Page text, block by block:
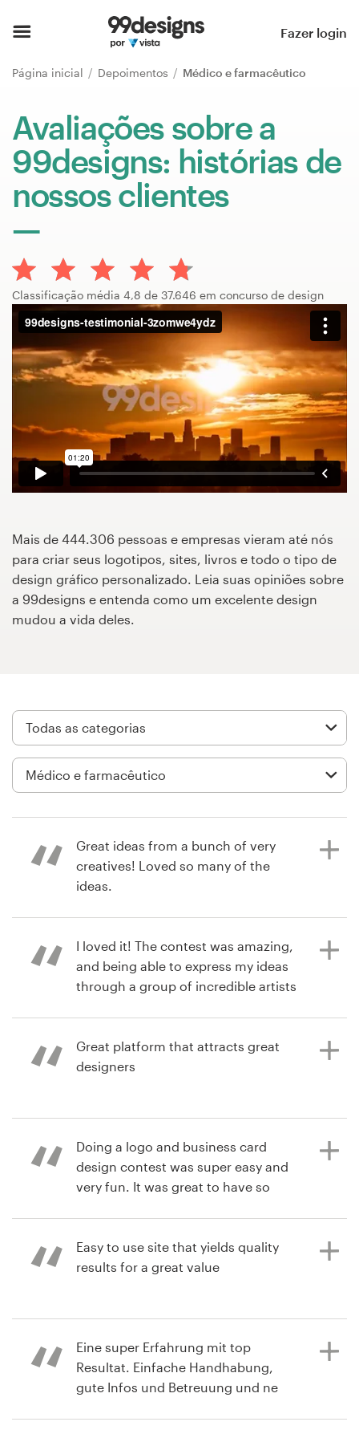
Fazer login
Página inicial Depoimentos Médico e farmacêutico
Avaliações sobre a
99designs: histórias de
nossos clientes
Classificação média 4,8 de 37.646 em concurso de design
Mais de 444.306 pessoas e empresas vieram até nós
para criar seus logotipos, sites, livros e todo o tipo de
design gráfico personalizado. Leia suas opiniões sobre
a 99designs e entenda como um excelente design
mudou a vida deles.
há um ano
activefamilychiroAZ
Visualizar seu concurso de logotipo
Great ideas from a bunch of very
creatives! Loved so many of the
ideas.
e manual da marca
I loved it! The contest was amazing,
and being able to express my ideas
through a group of incredible artists
Scottsteamboat
Visualizar seu concurso de logotipo
Great platform that attracts great
designers
há 2 anos
Doing a logo and business card
design contest was super easy and
very fun. It was great to have so
when I had to put my contest on
hold for a couple of weeks due to a
Jay8102036
Visualizar seu concurso de logotipo
Easy to use site that yields quality
results for a great value
Eine super Erfahrung mit top
Resultat. Einfache Handhabung,
gute Infos und Betreuung und ne
Página inicial
Pesquisar categorias
Como funciona
Encontre um designer
Inspiração
99designs Pro
Serviços
de
Concursos de designs
Projetos 1-para-1
Encontre um designer
99designs Studio
99designs Pro
Design de logotipos
Cartão de visita
Design de site
Manual de identidade da marca
+49 30 568 37640
Central de Ajuda
Torne-se um designer
Blog